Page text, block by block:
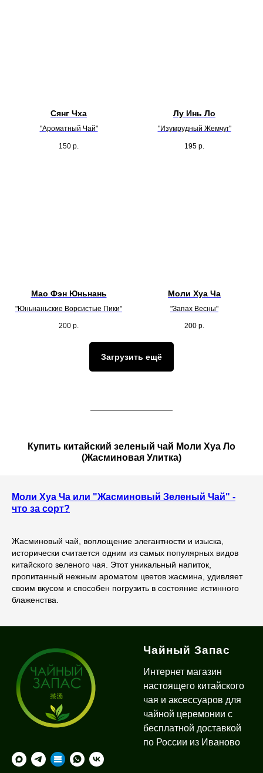
Сянг Чха
"Ароматный Чай"
150 р.
Лу Инь Ло
"Изумрудный Жемчуг"
195 р.
Мао Фэн Юньнань
"Юньнаньские Ворсистые Пики"
200 р.
Моли Хуа Ча
"Запах Весны"
200 р.
Загрузить ещё
Купить китайский зеленый чай Моли Хуа Ло
(Жасминовая Улитка)
Моли Хуа Ча или "Жасминовый Зеленый Чай" -
что за сорт?
Жасминовый чай, воплощение элегантности и изыска,
исторически считается одним из самых популярных видов
китайского зеленого чая. Этот уникальный напиток,
пропитанный нежным ароматом цветов жасмина, удивляет
своим вкусом и способен погрузить в состояние истинного
блаженства.
Чайный Запас
Интернет магазин
настоящего китайского
чая и аксессуаров для
чайной церемонии с
бесплатной доставкой
по России из Иваново